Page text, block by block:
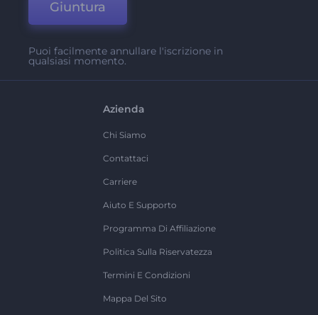
Giuntura
Puoi facilmente annullare l'iscrizione in
qualsiasi momento.
Azienda
Chi Siamo
Contattaci
Carriere
Aiuto E Supporto
Programma Di Affiliazione
Politica Sulla Riservatezza
Termini E Condizioni
Mappa Del Sito